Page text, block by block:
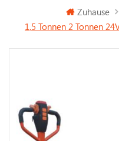
Zuhause
1,5 Tonnen 2 Tonnen